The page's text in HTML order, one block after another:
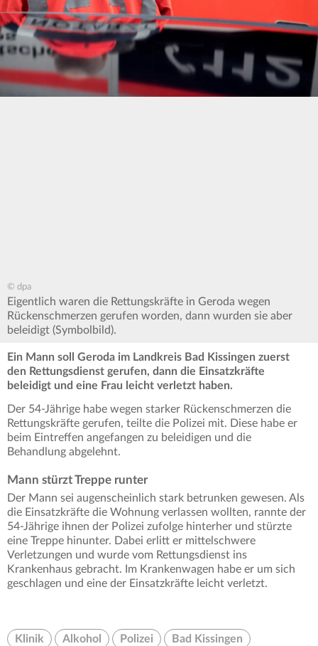
© dpa
Eigentlich waren die Rettungskräfte in Geroda wegen
Rückenschmerzen gerufen worden, dann wurden sie aber
beleidigt (Symbolbild).
Ein Mann soll Geroda im Landkreis Bad Kissingen zuerst
den Rettungsdienst gerufen, dann die Einsatzkräfte
beleidigt und eine Frau leicht verletzt haben.
Der 54-Jährige habe wegen starker Rückenschmerzen die
Rettungskräfte gerufen, teilte die Polizei mit. Diese habe er
beim Eintreffen angefangen zu beleidigen und die
Behandlung abgelehnt.
Mann stürzt Treppe runter
Der Mann sei augenscheinlich stark betrunken gewesen. Als
die Einsatzkräfte die Wohnung verlassen wollten, rannte der
54-Jährige ihnen der Polizei zufolge hinterher und stürzte
eine Treppe hinunter. Dabei erlitt er mittelschwere
Verletzungen und wurde vom Rettungsdienst ins
Krankenhaus gebracht. Im Krankenwagen habe er um sich
geschlagen und eine der Einsatzkräfte leicht verletzt.
Klinik Alkohol Polizei Bad Kissingen